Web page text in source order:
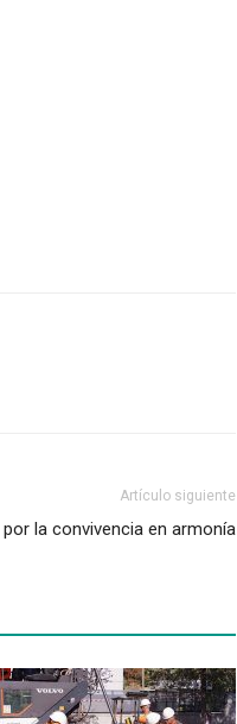
Artículo siguiente
la convivencia en armonía